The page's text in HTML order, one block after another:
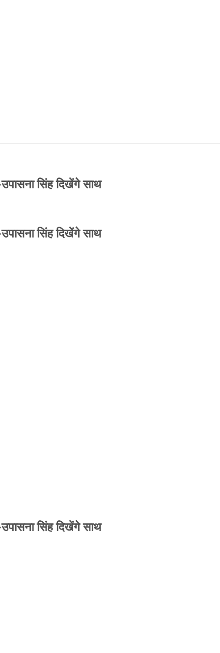
उपासना सिंह दिखेंगे साथ
उपासना सिंह दिखेंगे साथ
उपासना सिंह दिखेंगे साथ